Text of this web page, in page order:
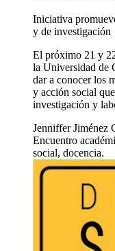
Iniciativa
y de investigación
El próximo 21 y
la Universidad de
dar a conocer los
y acción social
investigación y
Jenniffer Jiménez
Encuentro
social, docencia.